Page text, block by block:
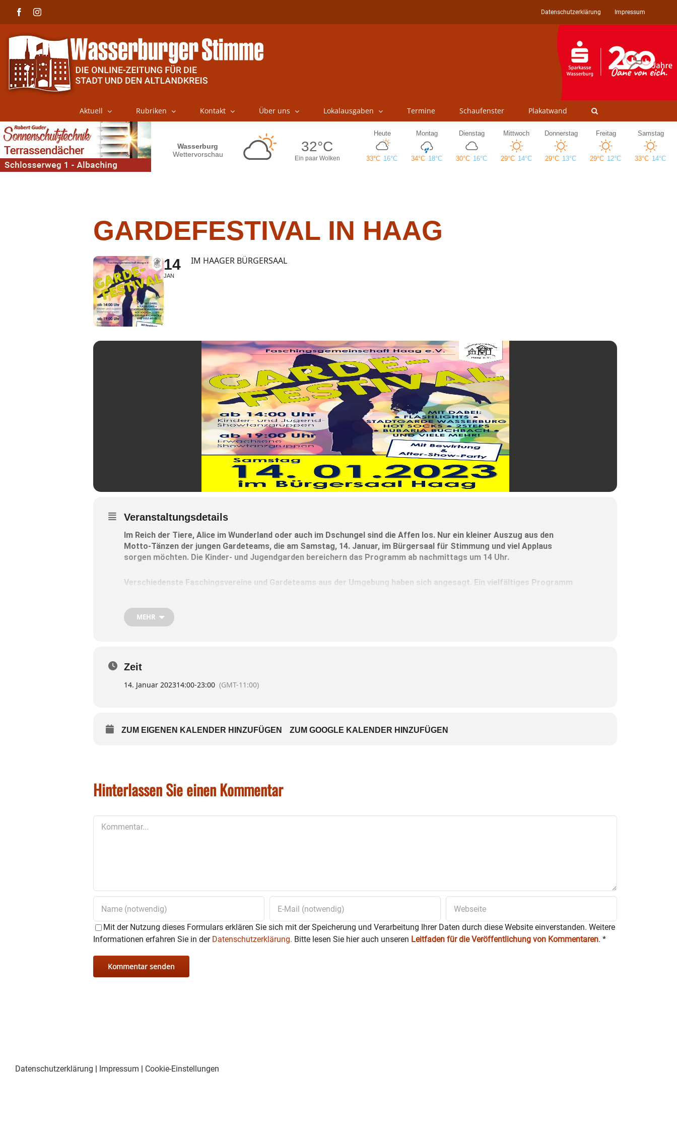
FacebookInstagram Datenschutzerklärung Impressum
Aktuell Rubriken Kontakt Über uns Lokalausgaben Termine Schaufenster Plakatwand
GARDEFESTIVAL IN HAAG
14
JAN
IM HAAGER BÜRGERSAAL
Veranstaltungsdetails
Im Reich der Tiere, Alice im Wunderland oder auch im Dschungel sind die Affen los. Nur ein kleiner Auszug aus den
Motto-Tänzen der jungen Gardeteams, die am Samstag, 14. Januar, im Bürgersaal für Stimmung und viel Applaus
sorgen möchten. Die Kinder- und Jugendgarden bereichern das Programm ab nachmittags um 14 Uhr.
Verschiedenste Faschingsvereine und Gardeteams aus der Umgebung haben sich angesagt. Ein vielfältiges Programm
Ab 19 Uhr beherrschen dann die Erwachsenen-Gardemannschaften die Bühne. Es funkelt, glitzert, und die Rhythmen sollen alle
Gäste zum Mitwippen und fröhlichem Applaus animieren. Die FaGeHa mitsamt der Carambas aus Haag freuen sich auf viele
MEHR
Zeit
14. Januar 202314:00-23:00 (GMT-11:00)
ZUM EIGENEN KALENDER HINZUFÜGEN ZUM GOOGLE KALENDER HINZUFÜGEN
Hinterlassen Sie einen Kommentar
Mit der Nutzung dieses Formulars erklären Sie sich mit der Speicherung und Verarbeitung Ihrer Daten durch diese Website einverstanden. Weitere
Informationen erfahren Sie in der Datenschutzerklärung. Bitte lesen Sie hier auch unseren Leitfaden für die Veröffentlichung von Kommentaren. *
Datenschutzerklärung | Impressum | Cookie-Einstellungen